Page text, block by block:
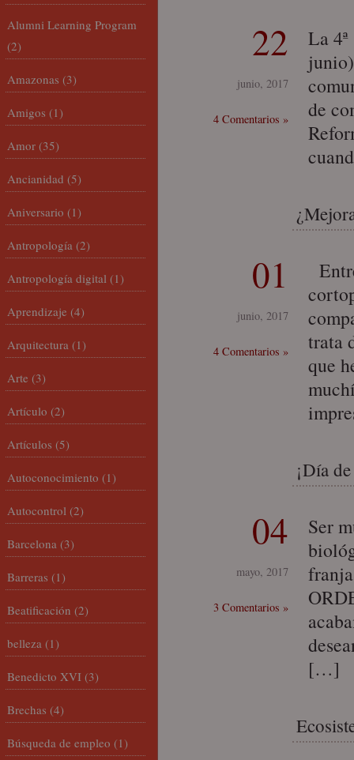
22
junio, 2017
4 Comentarios »
La
de
01
junio, 2017
4 Comentarios »
trata
que
¡Día
04
mayo, 2017
3 Comentarios »
Ser
[…]
Alumni Learning Program
(2)
Amazonas (3)
Amigos (1)
Amor (35)
Ancianidad (5)
Aniversario (1)
Antropología (2)
Antropología digital (1)
Aprendizaje (4)
Arquitectura (1)
Arte (3)
Artículo (2)
Artículos (5)
Autoconocimiento (1)
Autocontrol (2)
Barcelona (3)
Barreras (1)
Beatificación (2)
belleza (1)
Benedicto XVI (3)
Brechas (4)
Búsqueda de empleo (1)